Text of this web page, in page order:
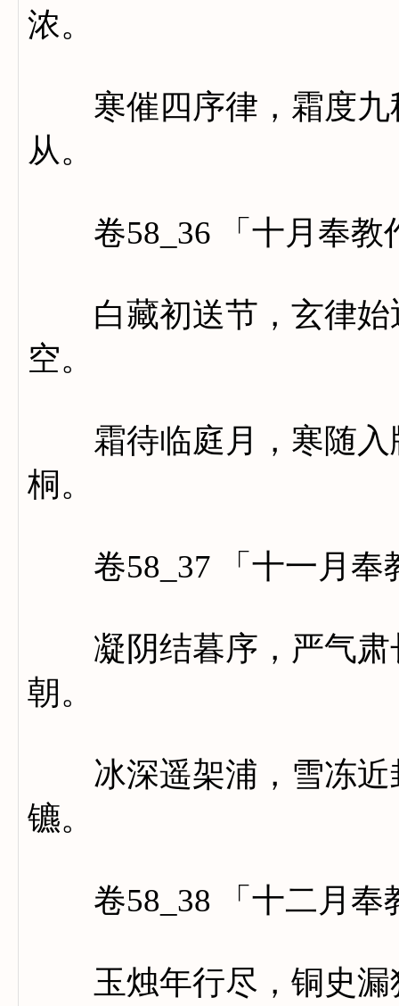
浓。
寒催四序律，霜度九
从。
卷58_36 「十月奉教
白藏初送节，玄律始
空。
霜待临庭月，寒随入
桐。
卷58_37 「十一月奉
凝阴结暮序，严气肃
朝。
冰深遥架浦，雪冻近
镳。
卷58_38 「十二月奉
玉烛年行尽，铜史漏